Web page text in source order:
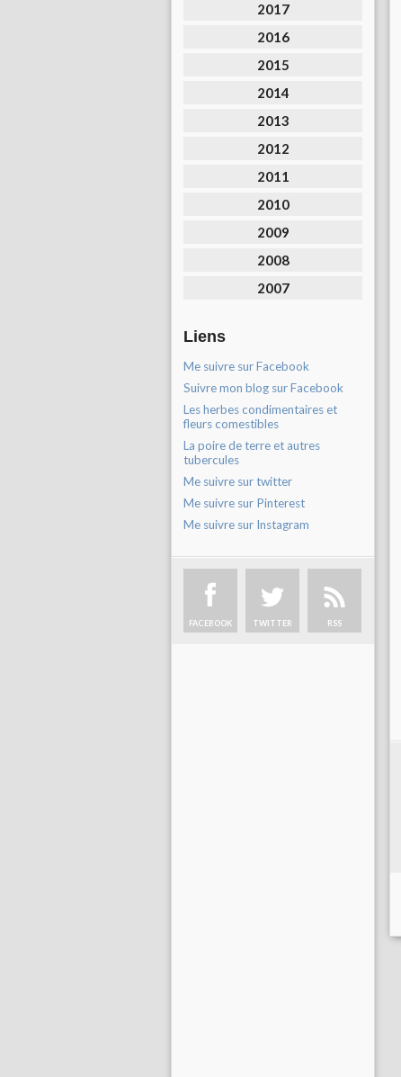
2017
2016
2015
2014
2013
2012
2011
2010
2009
2008
2007
Liens
Me suivre sur Facebook
Suivre mon blog sur Facebook
Les herbes condimentaires et
fleurs comestibles
La poire de terre et autres
tubercules
Me suivre sur twitter
Me suivre sur Pinterest
Me suivre sur Instagram
FACEBOOK TWITTER RSS